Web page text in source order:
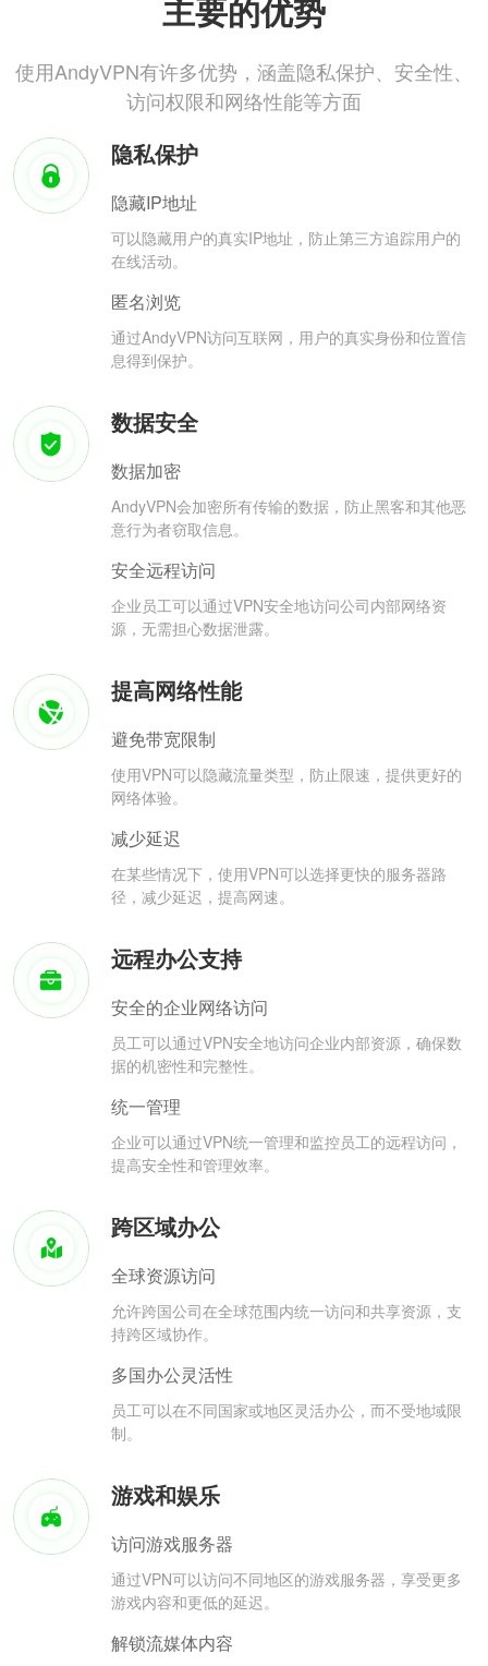
主要的优势
使用AndyVPN有许多优势，涵盖隐私保护、安全性、
访问权限和网络性能等方面
隐私保护
隐藏IP地址
可以隐藏用户的真实IP地址，防止第三方追踪用户的
在线活动。
匿名浏览
通过AndyVPN访问互联网，用户的真实身份和位置信
息得到保护。
数据安全
数据加密
AndyVPN会加密所有传输的数据，防止黑客和其他恶
意行为者窃取信息。
安全远程访问
企业员工可以通过VPN安全地访问公司内部网络资
源，无需担心数据泄露。
提高网络性能
避免带宽限制
使用VPN可以隐藏流量类型，防止限速，提供更好的
网络体验。
减少延迟
在某些情况下，使用VPN可以选择更快的服务器路
径，减少延迟，提高网速。
远程办公支持
安全的企业网络访问
员工可以通过VPN安全地访问企业内部资源，确保数
据的机密性和完整性。
统一管理
企业可以通过VPN统一管理和监控员工的远程访问，
提高安全性和管理效率。
跨区域办公
全球资源访问
允许跨国公司在全球范围内统一访问和共享资源，支
持跨区域协作。
多国办公灵活性
员工可以在不同国家或地区灵活办公，而不受地域限
制。
游戏和娱乐
访问游戏服务器
通过VPN可以访问不同地区的游戏服务器，享受更多
游戏内容和更低的延迟。
解锁流媒体内容